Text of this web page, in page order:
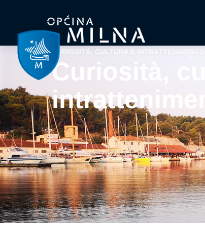
CURIOSITÀ, CULTURA E INTRATTENIMENTO
Curiosità,